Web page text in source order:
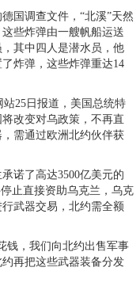
国调查文件，“北溪”天然
些炸弹由一艘帆船运送
其中四人是潜水员，他
炸弹，这些炸弹重达14
25日报道，美国总统特
改变对乌政策，不再直
需通过欧洲北约伙伴获
诺了高达3500亿美元的
止直接资助乌克兰，乌克
武器交易，北约需全额
钱，我们向北约出售军事
再把这些武器装备分发